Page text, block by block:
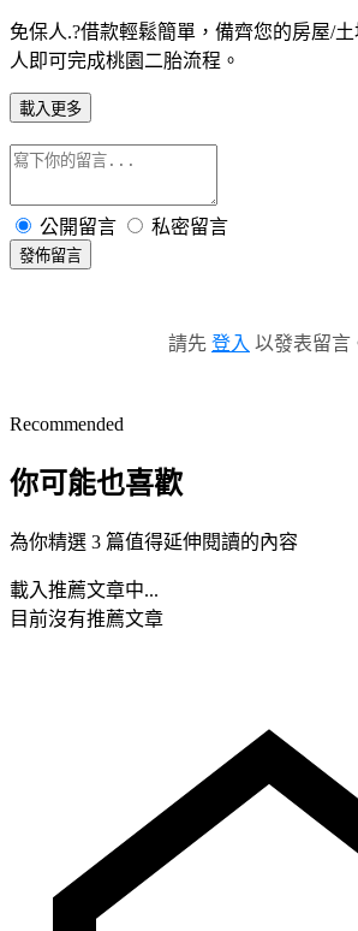
免保人.?借款輕鬆簡單，備齊您的房屋/
人即可完成桃園二胎流程。
載入更多
公開留言 私密留言
發佈留言
請先 登入 以發表留言
Recommended
你可能也喜歡
為你精選 3 篇值得延伸閱讀的內容
載入推薦文章中...
目前沒有推薦文章